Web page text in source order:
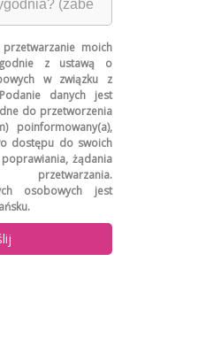
moich
z ustawą o
w związku z
danych jest
do przetworzenia
poinformowany(a),
dostępu do swoich
żądania
osobowych jest